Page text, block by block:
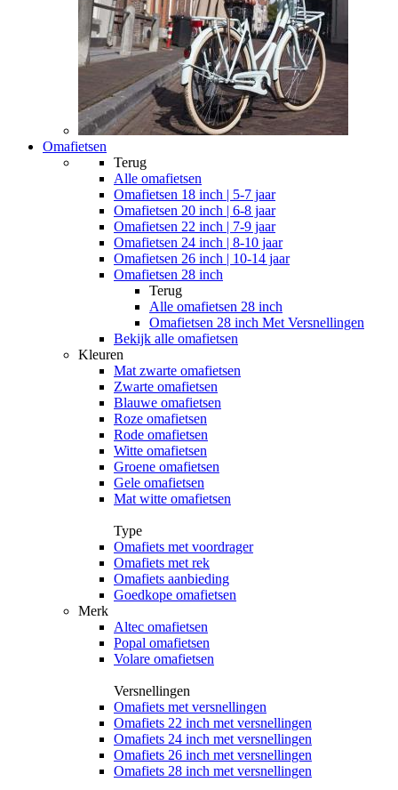
Omafietsen
Terug
Alle omafietsen
Omafietsen 18 inch | 5-7 jaar
Omafietsen 20 inch | 6-8 jaar
Omafietsen 22 inch | 7-9 jaar
Omafietsen 24 inch | 8-10 jaar
Omafietsen 26 inch | 10-14 jaar
Omafietsen 28 inch
Terug
Alle omafietsen 28 inch
Omafietsen 28 inch Met Versnellingen
Bekijk alle omafietsen
Kleuren
Mat zwarte omafietsen
Zwarte omafietsen
Blauwe omafietsen
Roze omafietsen
Rode omafietsen
Witte omafietsen
Groene omafietsen
Gele omafietsen
Mat witte omafietsen
Type
Omafiets met voordrager
Omafiets met rek
Omafiets aanbieding
Goedkope omafietsen
Merk
Altec omafietsen
Popal omafietsen
Volare omafietsen
Versnellingen
Omafiets met versnellingen
Omafiets 22 inch met versnellingen
Omafiets 24 inch met versnellingen
Omafiets 26 inch met versnellingen
Omafiets 28 inch met versnellingen